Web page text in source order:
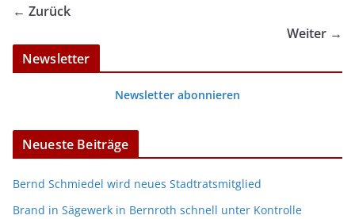
← Zurück
Weiter →
Newsletter
Newsletter abonnieren
Neueste Beiträge
Bernd Schmiedel wird neues Stadtratsmitglied
Brand in Sägewerk in Bernroth schnell unter Kontrolle